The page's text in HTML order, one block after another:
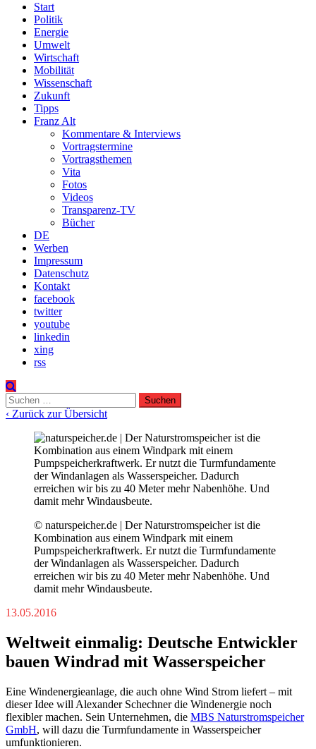
Start
Politik
Energie
Umwelt
Wirtschaft
Mobilität
Wissenschaft
Zukunft
Tipps
Franz Alt
Kommentare & Interviews
Vortragstermine
Vortragsthemen
Vita
Fotos
Videos
Transparenz-TV
Bücher
DE
Werben
Impressum
Datenschutz
Kontakt
facebook
twitter
youtube
linkedin
xing
rss
Suchen
nach:
‹ Zurück zur Übersicht
© naturspeicher.de | Der Naturstromspeicher ist die
Kombination aus einem Windpark mit einem
Pumpspeicherkraftwerk. Er nutzt die Turmfundamente
der Windanlagen als Wasserspeicher. Dadurch
erreichen wir bis zu 40 Meter mehr Nabenhöhe. Und
damit mehr Windausbeute.
13.05.2016
Weltweit einmalig: Deutsche Entwickler
bauen Windrad mit Wasserspeicher
Eine Windenergieanlage, die auch ohne Wind Strom liefert – mit
dieser Idee will Alexander Schechner die Windenergie noch
flexibler machen. Sein Unternehmen, die MBS Naturstromspeicher
GmbH, will dazu die Turmfundamente in Wasserspeicher
umfunktionieren.